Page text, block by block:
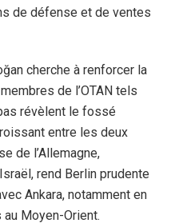
de défense et de ventes
cherche à renforcer la
de l’OTAN tels
révèlent le fossé
entre les deux
de l’Allemagne,
rend Berlin prudente
Ankara, notamment en
Moyen-Orient.